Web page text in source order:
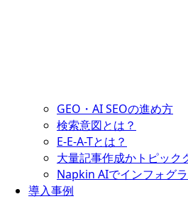
GEO・AI SEOの進め方
検索意図とは？
E-E-A-Tとは？
大量記事作成かトピック
Napkin AIでインフォグ
導入事例